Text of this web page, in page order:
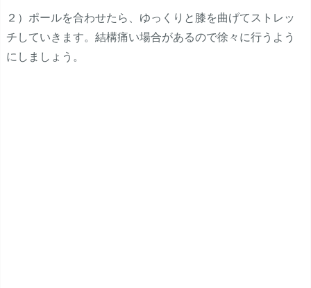
２）ポールを合わせたら、ゆっくりと膝を曲げてストレッ
チしていきます。結構痛い場合があるので徐々に行うよう
にしましょう。